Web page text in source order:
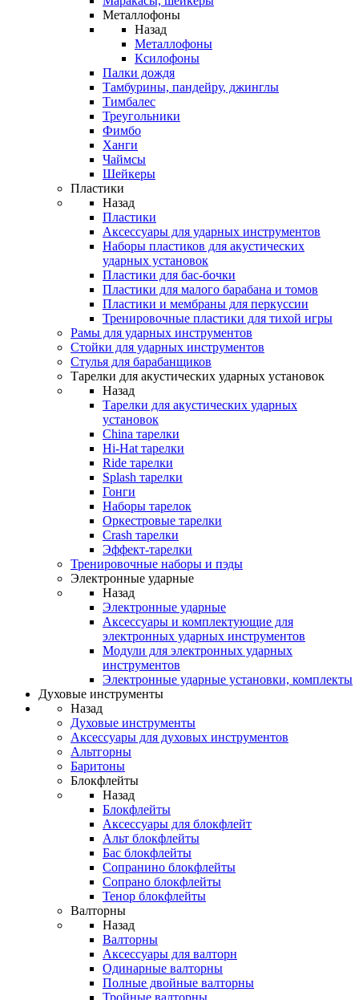
Металлофоны
Назад
Металлофоны
Ксилофоны
Палки дождя
Тамбурины, пандейру, джинглы
Тимбалес
Треугольники
Фимбо
Ханги
Чаймсы
Шейкеры
Пластики
Назад
Пластики
Аксессуары для ударных инструментов
Наборы пластиков для акустических
ударных установок
Пластики для бас-бочки
Пластики для малого барабана и томов
Пластики и мембраны для перкуссии
Тренировочные пластики для тихой игры
Рамы для ударных инструментов
Стойки для ударных инструментов
Стулья для барабанщиков
Тарелки для акустических ударных установок
Назад
Тарелки для акустических ударных
установок
China тарелки
Hi-Hat тарелки
Ride тарелки
Splash тарелки
Гонги
Наборы тарелок
Оркестровые тарелки
Сrash тарелки
Эффект-тарелки
Тренировочные наборы и пэды
Электронные ударные
Назад
Электронные ударные
Аксессуары и комплектующие для
электронных ударных инструментов
Модули для электронных ударных
инструментов
Электронные ударные установки, комплекты
Духовые инструменты
Назад
Духовые инструменты
Аксессуары для духовых инструментов
Альтгорны
Баритоны
Блокфлейты
Назад
Блокфлейты
Аксессуары для блокфлейт
Альт блокфлейты
Бас блокфлейты
Сопранино блокфлейты
Сопрано блокфлейты
Тенор блокфлейты
Валторны
Назад
Валторны
Аксессуары для валторн
Одинарные валторны
Полные двойные валторны
Тройные валторны